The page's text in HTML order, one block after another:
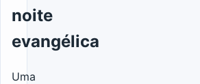
noite
evangélica
Uma